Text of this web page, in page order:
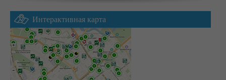
Интерактивная карта